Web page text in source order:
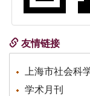
友情链接
上海市社会科
学术月刊